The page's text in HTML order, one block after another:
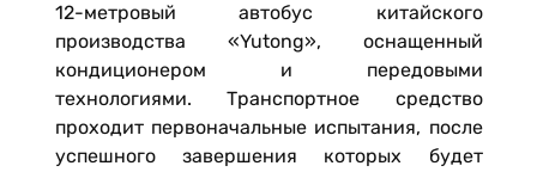
12-метровый автобус китайского
производства «Yutong», оснащенный
кондиционером и передовыми
технологиями. Транспортное средство
проходит первоначальные испытания, после
успешного завершения которых будет